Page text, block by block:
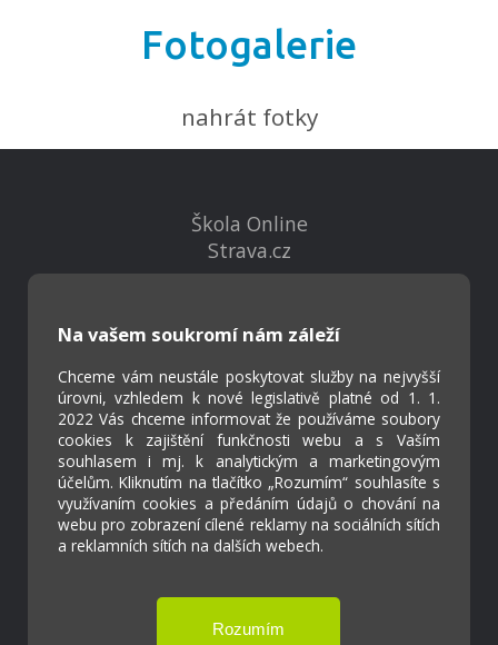
Fotogalerie
nahrát fotky
Na vašem soukromí nám záleží
Chceme vám neustále poskytovat služby na nejvyšší
úrovni, vzhledem k nové legislativě platné od 1. 1.
2022 Vás chceme informovat že používáme soubory
cookies k zajištění funkčnosti webu a s Vaším
souhlasem i mj. k analytickým a marketingovým
účelům. Kliknutím na tlačítko „Rozumím“ souhlasíte s
využívaním cookies a předáním údajů o chování na
webu pro zobrazení cílené reklamy na sociálních sítích
a reklamních sítích na dalších webech.
Škola Online
Strava.cz
Projekty
Virtuální prohlídka
Cookies
Přístupnost
Přihlášení
Základní škola a Mateřská škola Ostrožská